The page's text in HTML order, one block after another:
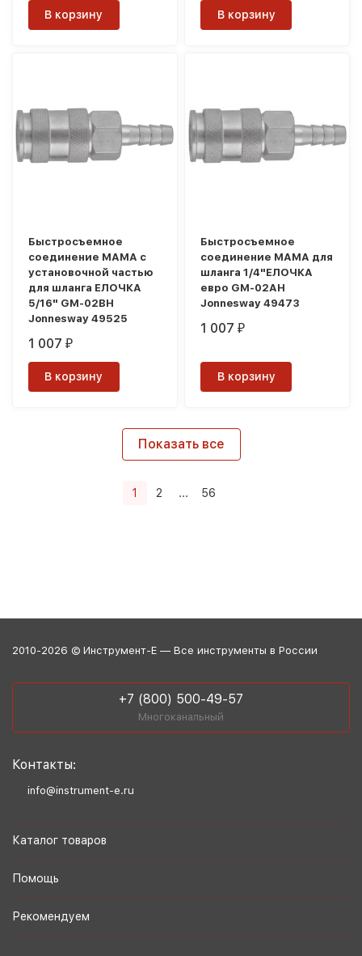
В корзину В корзину
Быстросъемное
соединение МАМА с
установочной частью
для шланга ЕЛОЧКА
5/16" GM-02BH
Jonnesway 49525
1 007₽
В корзину
Быстросъемное
соединение МАМА для
шланга 1/4"ЕЛОЧКА
евро GM-02AH
Jonnesway 49473
1 007₽
В корзину
Показать все
1 2 ... 56
2010-2026 © Инструмент-Е — Все инструменты в России
+7 (800) 500-49-57
Многоканальный
Контакты:
info@instrument-e.ru
Каталог товаров
Помощь
Рекомендуем